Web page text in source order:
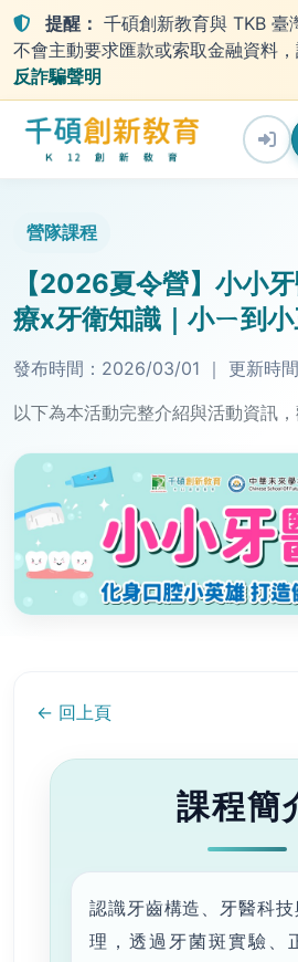
提醒： 千碩創新教育與 TKB 臺
不會主動要求匯款或索取金融資料
反詐騙聲明
營隊課程
【2026夏令營】小小
療x牙衛知識｜小ㄧ到
發布時間： 2026/03/01 ｜ 更新時間
以下為本活動完整介紹與活動資訊，
← 回上頁
課程簡
認識牙齒構造、牙醫科
理，透過牙菌斑實驗、